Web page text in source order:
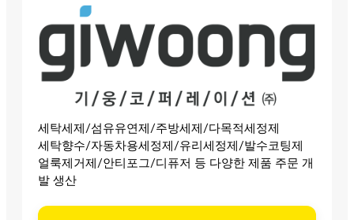
세탁세제/섬유유연제/주방세제/다목적세정제
세탁향수/자동차용세정제/유리세정제/발수코팅제
얼룩제거제/안티포그/디퓨저 등 다양한 제품 주문 개
발 생산